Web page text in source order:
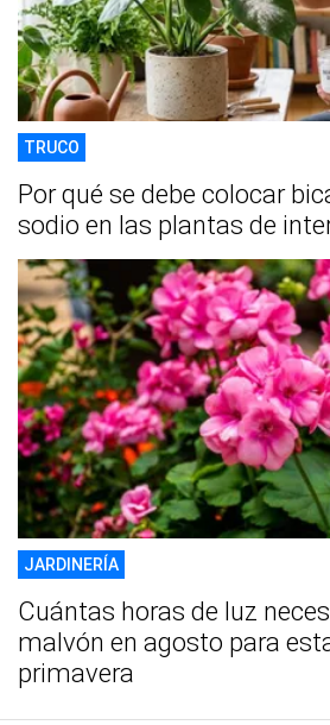
TRUCO
Por qué se debe colocar
sodio en las plantas de
JARDINERÍA
Cuántas horas de luz
malvón en agosto para
primavera